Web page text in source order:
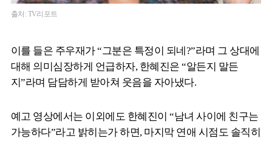
출처: TV리포트
이를 들은 주우재가 “그분은 특정이 되네?”라며 그 상대에
대해 의미심장하게 언급하자, 한혜진은 “알든지 말든
지”라며 담담하게 받아쳐 웃음을 자아냈다.
예고 영상에서는 이외에도 한혜진이 “남녀 사이에 친구는
가능하다”라고 밝히는가 하면, 마지막 연애 시점도 솔직히